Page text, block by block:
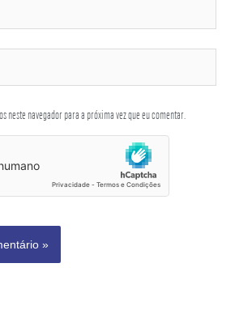
neste navegador para a próxima vez que eu comentar.